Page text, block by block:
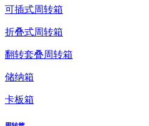
可插式周转箱
折叠式周转箱
翻转套叠周转箱
储纳箱
卡板箱